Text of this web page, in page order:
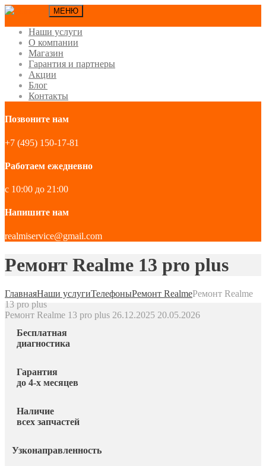
МЕНЮ
Наши услуги
О компании
Магазин
Гарантия и партнеры
Акции
Блог
Контакты
Позвоните нам
+7 (495) 150-17-81
Работаем ежедневно
с 10:00 до 21:00
Напишите нам
realmiservice@gmail.com
Ремонт Realme 13 pro plus
ГлавнаяНаши услугиТелефоныРемонт RealmeРемонт Realme
13 pro plus
Ремонт Realme 13 pro plus 26.12.2025 20.05.2026
Бесплатная
диагностика
Гарантия
до 4-х месяцев
Наличие
всех запчастей
Узконаправленность